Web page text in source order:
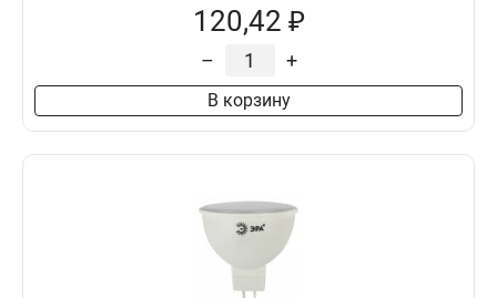
120,42 ₽
– +
В корзину